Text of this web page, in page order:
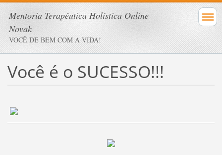
Mentoria Terapêutica Holística Online
Novak
VOCÊ DE BEM COM A VIDA!
Você é o SUCESSO!!!